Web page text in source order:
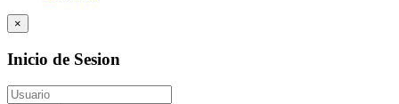
×
Inicio de Sesion